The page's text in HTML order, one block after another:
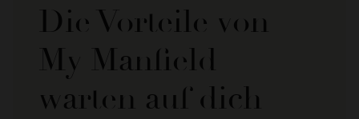
Die Vorteile von
My Manfield
warten auf dich